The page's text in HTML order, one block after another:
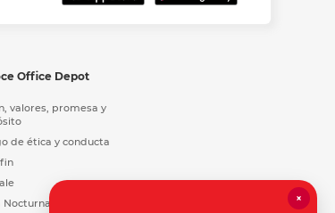
Office Depot
valores, promesa y
de ética y conducta
Nocturna
×